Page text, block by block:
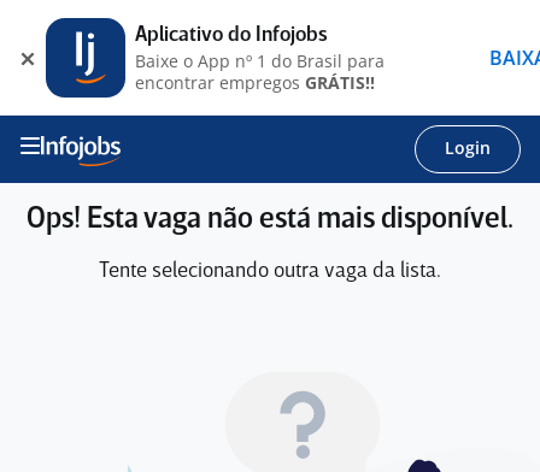
Login
Ops! Esta vaga não está mais disponível.
Tente selecionando outra vaga da lista.
Aplicativo do Infojobs
Baixe o App nº 1 do Brasil para
encontrar empregos GRÁTIS!!